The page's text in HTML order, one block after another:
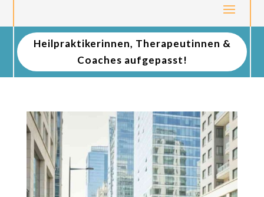
Heilpraktikerinnen, Therapeutinnen &
Coaches aufgepasst!